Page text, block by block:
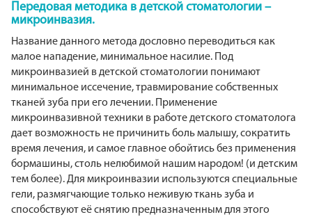
Передовая методика в детской стоматологии –
микроинвазия.
Название данного метода дословно переводиться как
малое нападение, минимальное насилие. Под
микроинвазией в детской стоматологии понимают
минимальное иссечение, травмирование собственных
тканей зуба при его лечении. Применение
микроинвазивной техники в работе детского стоматолога
дает возможность не причинить боль малышу, сократить
время лечения, и самое главное обойтись без применения
бормашины, столь нелюбимой нашим народом! (и детским
тем более). Для микроинвазии используются специальные
гели, размягчающие только неживую ткань зуба и
способствуют её снятию предназначенным для этого